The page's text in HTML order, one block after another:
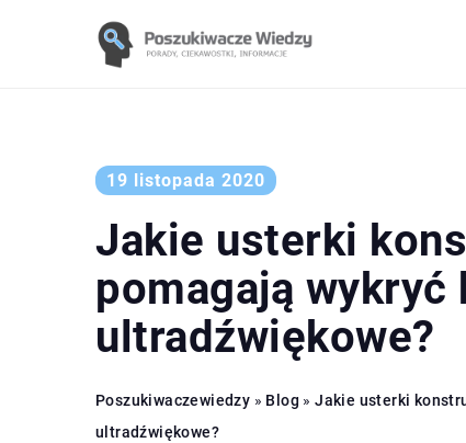
19 listopada 2020
Jakie usterki
pomagają wykryć
ultradźwiękowe?
Poszukiwaczewiedzy » Blog »Jakie usterki
ultradźwiękowe?